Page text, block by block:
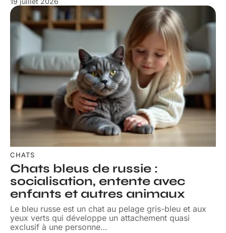
CHATS
Chats bleus de russie :
socialisation, entente avec
enfants et autres animaux
Le bleu russe est un chat au pelage gris-bleu et aux
yeux verts qui développe un attachement quasi
exclusif à une personne…